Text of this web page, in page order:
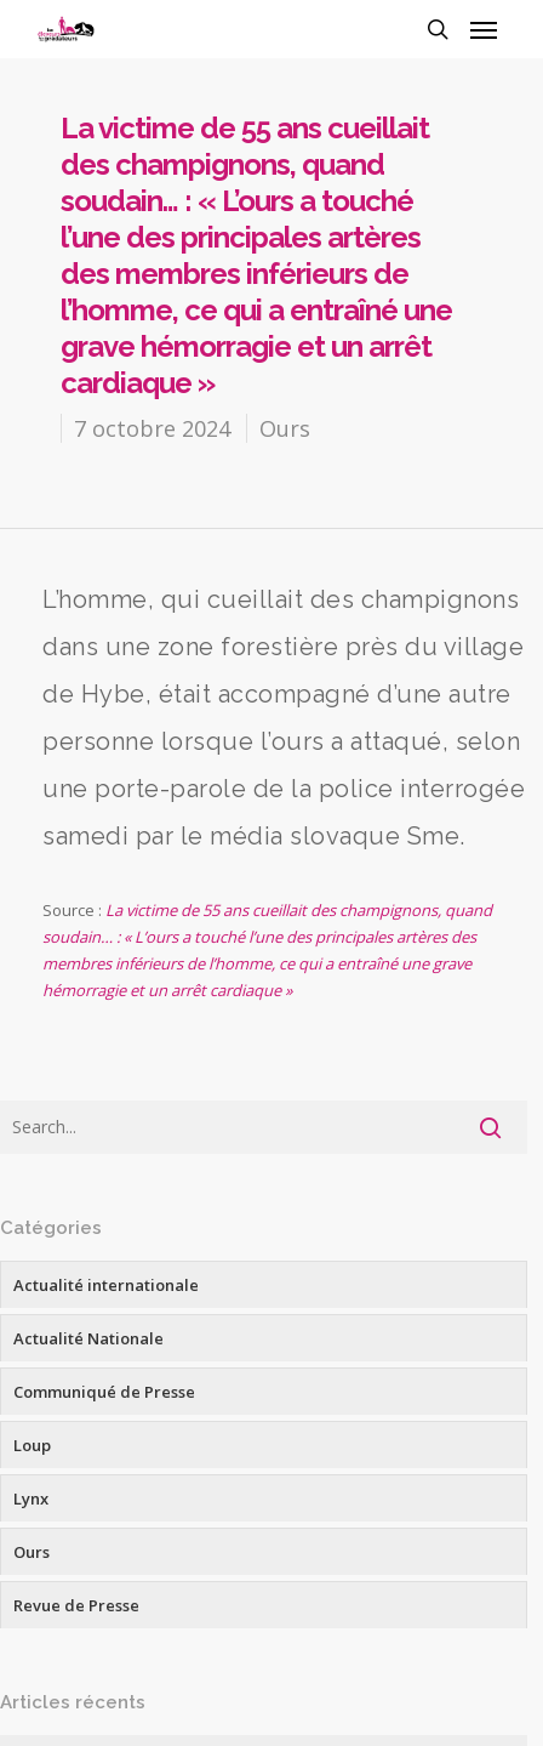
La victime de 55 ans cueillait
des champignons, quand
soudain… : « L’ours a touché
l’une des principales artères
des membres inférieurs de
l’homme, ce qui a entraîné une
grave hémorragie et un arrêt
cardiaque »
7 octobre 2024 Ours
L’homme, qui cueillait des champignons
dans une zone forestière près du village
de Hybe, était accompagné d’une autre
personne lorsque l’ours a attaqué, selon
une porte-parole de la police interrogée
samedi par le média slovaque Sme.
Source : La victime de 55 ans cueillait des champignons, quand
soudain… : « L’ours a touché l’une des principales artères des
membres inférieurs de l’homme, ce qui a entraîné une grave
hémorragie et un arrêt cardiaque »
Catégories
Actualité internationale
Actualité Nationale
Communiqué de Presse
Loup
Lynx
Ours
Revue de Presse
Articles récents